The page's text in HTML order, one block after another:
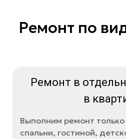
Ремонт по
Ремонт в
в
Выполним ремонт только
спальни, гостиной,